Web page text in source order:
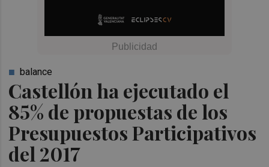
Castellón ha ejecutado el
85% de propuestas de los
Presupuestos Participativos
del 2017
balance